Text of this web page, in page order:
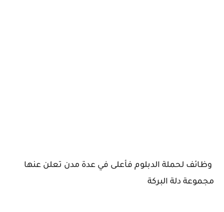
وظائف لحملة الدبلوم فأعلى في عدة مدن تعلن عنها
مجموعة دلة البركة